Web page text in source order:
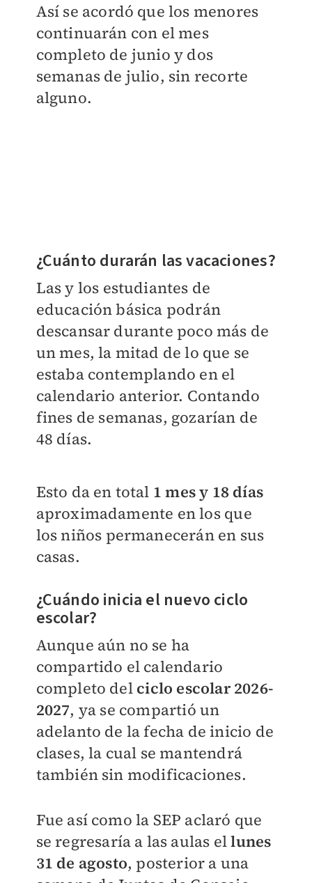
Así se acordó que los menores
continuarán con el mes
completo de junio y dos
semanas de julio, sin recorte
alguno.
¿Cuánto durarán las vacaciones?
Las y los estudiantes de
educación básica podrán
descansar durante poco más de
un mes, la mitad de lo que se
estaba contemplando en el
calendario anterior. Contando
fines de semanas, gozarían de
48 días.
Esto da en total 1 mesy 18 días
aproximadamente en los que
los niños permanecerán en sus
casas.
¿Cuándo inicia el nuevo ciclo
escolar?
Aunque aún no se ha
compartido el calendario
completo del ciclo escolar 2026-
2027, ya se compartió un
adelanto de la fecha de inicio de
clases, la cual se mantendrá
también sin modificaciones.
Fue así como la SEP aclaró que
se regresaría a las aulas ellunes
31 de agosto, posterior a una